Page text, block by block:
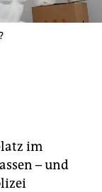
im
– und